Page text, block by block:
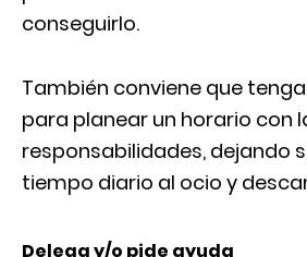
conseguirlo.
También conviene que
para planear un horario con
responsabilidades, dejando
tiempo diario al ocio y
Delega y/o pide ayuda